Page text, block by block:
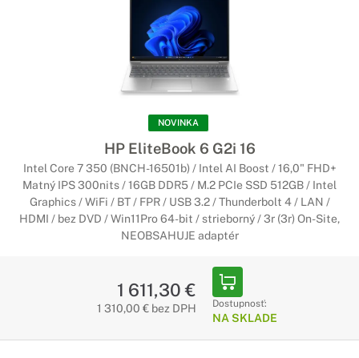
NOVINKA
HP EliteBook 6 G2i 16
Intel Core 7 350 (BNCH-16501b) / Intel AI Boost / 16,0" FHD+
Matný IPS 300nits / 16GB DDR5 / M.2 PCIe SSD 512GB / Intel
Graphics / WiFi / BT / FPR / USB 3.2 / Thunderbolt 4 / LAN /
HDMI / bez DVD / Win11Pro 64-bit / strieborný / 3r (3r) On-Site,
NEOBSAHUJE adaptér
1 611,30 €
1 310,00 € bez DPH Dostupnosť:
NA SKLADE